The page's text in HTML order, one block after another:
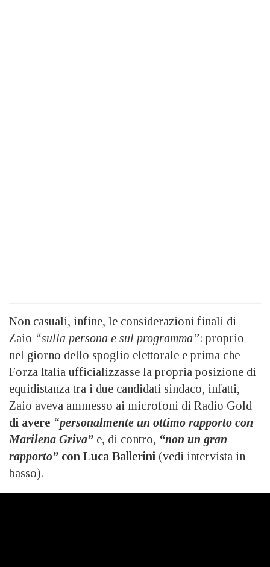
Non casuali, infine, le considerazioni finali di
Zaio “sulla persona e sul programma”: proprio
nel giorno dello spoglio elettorale e prima che
Forza Italia ufficializzasse la propria posizione di
equidistanza tra i due candidati sindaco, infatti,
Zaio aveva ammesso ai microfoni di Radio Gold
di avere “personalmente un ottimo rapporto con
Marilena Griva” e, di contro, “non un gran
rapporto” con Luca Ballerini (vedi intervista in
basso).